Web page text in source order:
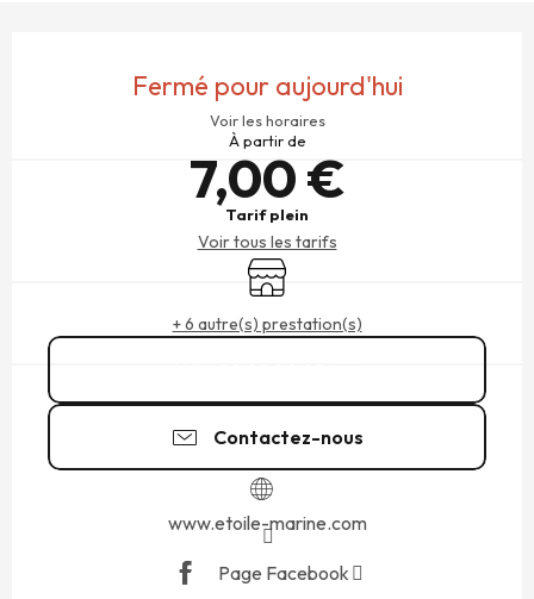
Fermé pour aujourd'hui
Voir les horaires
À partir de
7,00 €
Tarif plein
Voir tous les tarifs
Boutique
+ 6 autre(s) prestation(s)
Contactez-nous
www.etoile-marine.com
Page Facebook